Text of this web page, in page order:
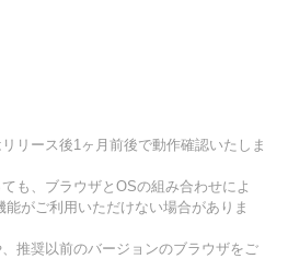
リース後1ヶ月前後で動作確認いたしま
も、ブラウザとOSの組み合わせによ
能がご利用いただけない場合がありま
推奨以前のバージョンのブラウザをご